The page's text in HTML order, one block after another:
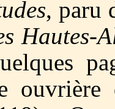
, paru
Hautes-
ouvrière